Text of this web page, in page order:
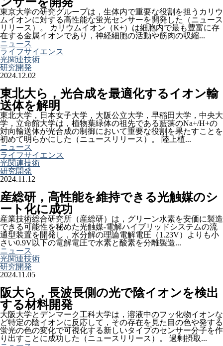
東京大学の研究グループは，生体内で重要な役割を担うカリウ
ムイオンに対する高性能な蛍光センサーを開発した（ニュース
リリース）。 カリウムイオン（K+）は細胞内で最も豊富に存
在する金属イオンであり，神経細胞の活動や筋肉の収縮...
ニュース
ライフサイエンス
光関連技術
研究開発
2024.12.02
東北大ら，光合成を最適化するイオン輸
送体を解明
東北大学，日本女子大学，大阪公立大学，早稲田大学，中央大
学，立命館大学は，植物葉緑体の祖先である藍藻のNa+/H+の
対向輸送体が光合成の制御において重要な役割を果たすことを
初めて明らかにした（ニュースリリース）。 陸上植...
ニュース
ライフサイエンス
光関連技術
研究開発
2024.11.12
産総研，高性能を維持できる光触媒のシ
ート化に成功
産業技術総合研究所（産総研）は，グリーン水素を安価に製造
できる可能性を秘めた光触媒-電解ハイブリッドシステムの流
通型装置を開発し，水分解の理論電解電圧（1.23V）よりも小
さい0.9V以下の電解電圧で水素と酸素を分離製造...
ニュース
光関連技術
研究開発
2024.11.05
阪大ら，長波長側の光で陰イオンを検出
する材料開発
大阪大学とデンマーク工科大学は，溶液中のフッ化物イオンな
ど特定の陰イオンに反応して，その存在を見た目の色や発する
蛍光の色の変化で可視化する新しいタイプのセンサー分子を作
り出すことに成功した（ニュースリリース）。 過剰摂取...